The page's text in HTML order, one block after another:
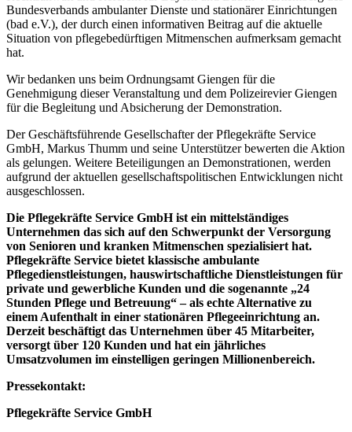
Bundesverbands ambulanter Dienste und stationärer Einrichtungen
(bad e.V.), der durch einen informativen Beitrag auf die aktuelle
Situation von pflegebedürftigen Mitmenschen aufmerksam gemacht
hat.
Wir bedanken uns beim Ordnungsamt Giengen für die
Genehmigung dieser Veranstaltung und dem Polizeirevier Giengen
für die Begleitung und Absicherung der Demonstration.
Der Geschäftsführende Gesellschafter der Pflegekräfte Service
GmbH, Markus Thumm und seine Unterstützer bewerten die Aktion
als gelungen. Weitere Beteiligungen an Demonstrationen, werden
aufgrund der aktuellen gesellschaftspolitischen Entwicklungen nicht
ausgeschlossen.
Die Pflegekräfte Service GmbH ist ein mittelständiges
Unternehmen das sich auf den Schwerpunkt der Versorgung
von Senioren und kranken Mitmenschen spezialisiert hat.
Pflegekräfte Service bietet klassische ambulante
Pflegedienstleistungen, hauswirtschaftliche Dienstleistungen für
private und gewerbliche Kunden und die sogenannte „24
Stunden Pflege und Betreuung“ – als echte Alternative zu
einem Aufenthalt in einer stationären Pflegeeinrichtung an.
Derzeit beschäftigt das Unternehmen über 45 Mitarbeiter,
versorgt über 120 Kunden und hat ein jährliches
Umsatzvolumen im einstelligen geringen Millionenbereich.
Pressekontakt:
Pflegekräfte Service GmbH